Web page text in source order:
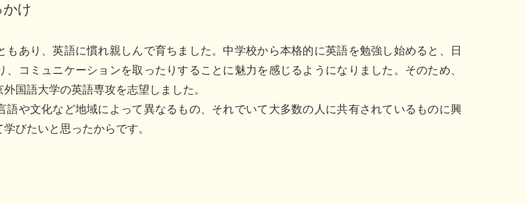
け
もあり、英語に慣れ親しんで育ちました。中学校から本格的に英語を勉強し始めると、日
コミュニケーションを取ったりすることに魅力を感じるようになりました。そのため、
国語大学の英語専攻を志望しました。
語や文化など地域によって異なるもの、それでいて大多数の人に共有されているものに興
びたいと思ったからです。